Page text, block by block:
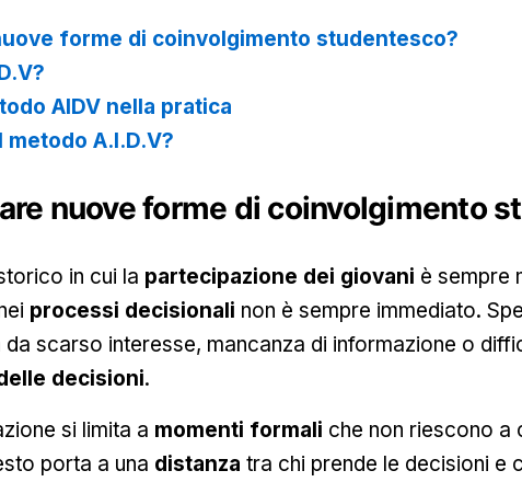
forme di coinvolgimento studentesco?
AIDV nella pratica
A.I.D.V?
nuove forme di coinvolgimento
in cui la partecipazione dei giovani è sempre
processi decisionali non è sempre immediato.
scarso interesse, mancanza di informazione o
decisioni.
si limita a momenti formali che non riescono a
porta a una distanza tra chi prende le decisioni e